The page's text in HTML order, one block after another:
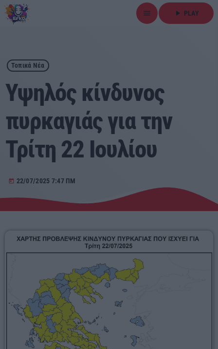
menu play_arrow PLAY
close
play_arrow ΕΡΚΟ
Αρχική
Εκπομπές
Αθλητικά
Αγροτικά
Επικοινωνία
Προσεχείς
Τοπικά Νέα
Υψηλός κίνδυνος
πυρκαγιάς για την
Τρίτη 22 Ιουλίου
today 22/07/2025 7:47 ΠΜ